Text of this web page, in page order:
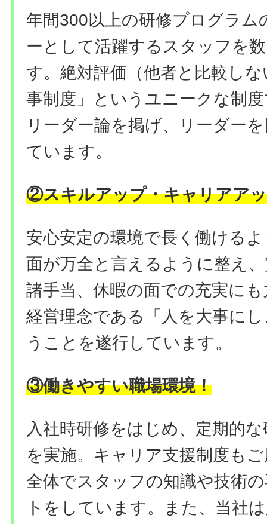
年間300以上の研修プログラム
ーとして活躍するスタッフを
す。絶対評価（他者と比較し
事制度」というユニークな制
リーダー論を掲げ、リーダー
ています。
②スキルアップ・キャリアア
安心安定の環境で長く働ける
面が万全と言えるように整え
諸手当、休暇の面での充実に
経営理念である「人を大事に
うことを遂行しています。
③働きやすい職場環境！
入社時研修をはじめ、定期的
を実施。キャリア支援制度も
全体でスタッフの知識や技術
トをしています。また、当社